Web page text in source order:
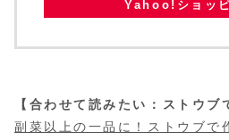
Yahoo!ショッ
【合わせて読みたい：ストウブ
副菜以上の一品に！ストウブで